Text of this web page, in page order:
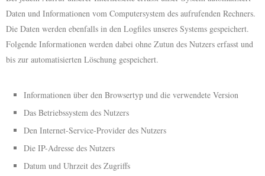
Daten und Informationen vom Computersystem des aufrufenden Rechners.
Die Daten werden ebenfalls in den Logfiles unseres Systems gespeichert.
Folgende Informationen werden dabei ohne Zutun des Nutzers erfasst und
bis zur automatisierten Löschung gespeichert.
Informationen über den Browsertyp und die verwendete Version
Das Betriebssystem des Nutzers
Den Internet-Service-Provider des Nutzers
Die IP-Adresse des Nutzers
Datum und Uhrzeit des Zugriffs